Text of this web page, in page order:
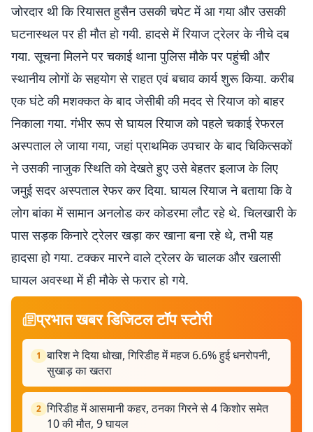
जोरदार थी कि रियासत हुसैन उसकी चपेट में आ गया और उसकी
घटनास्थल पर ही मौत हो गयी. हादसे में रियाज ट्रेलर के नीचे दब
गया. सूचना मिलने पर चकाई थाना पुलिस मौके पर पहुंची और
स्थानीय लोगों के सहयोग से राहत एवं बचाव कार्य शुरू किया. करीब
एक घंटे की मशक्कत के बाद जेसीबी की मदद से रियाज को बाहर
निकाला गया. गंभीर रूप से घायल रियाज को पहले चकाई रेफरल
अस्पताल ले जाया गया, जहां प्राथमिक उपचार के बाद चिकित्सकों
ने उसकी नाजुक स्थिति को देखते हुए उसे बेहतर इलाज के लिए
जमुई सदर अस्पताल रेफर कर दिया. घायल रियाज ने बताया कि वे
लोग बांका में सामान अनलोड कर कोडरमा लौट रहे थे. चिलखारी के
पास सड़क किनारे ट्रेलर खड़ा कर खाना बना रहे थे, तभी यह
हादसा हो गया. टक्कर मारने वाले ट्रेलर के चालक और खलासी
घायल अवस्था में ही मौके से फरार हो गये.
प्रभात खबर डिजिटल टॉप स्टोरी
1 बारिश ने दिया धोखा, गिरिडीह में महज 6.6% हुई धनरोपनी,
सुखाड़ का खतरा
2 गिरिडीह में आसमानी कहर, ठनका गिरने से 4 किशोर समेत
10 की मौत, 9 घायल